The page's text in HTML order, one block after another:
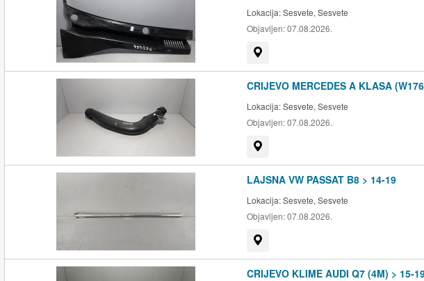
Lokacija:Sesvete, Sesvete
Objavljen:07.08.2026.
CRIJEVO MERCEDES A KLASA
Lokacija:Sesvete, Sesvete
Objavljen:07.08.2026.
LAJSNA VW PASSAT B8 > 14-19
Lokacija:Sesvete, Sesvete
Objavljen:07.08.2026.
CRIJEVO KLIME AUDI Q7 (4M) > 15-